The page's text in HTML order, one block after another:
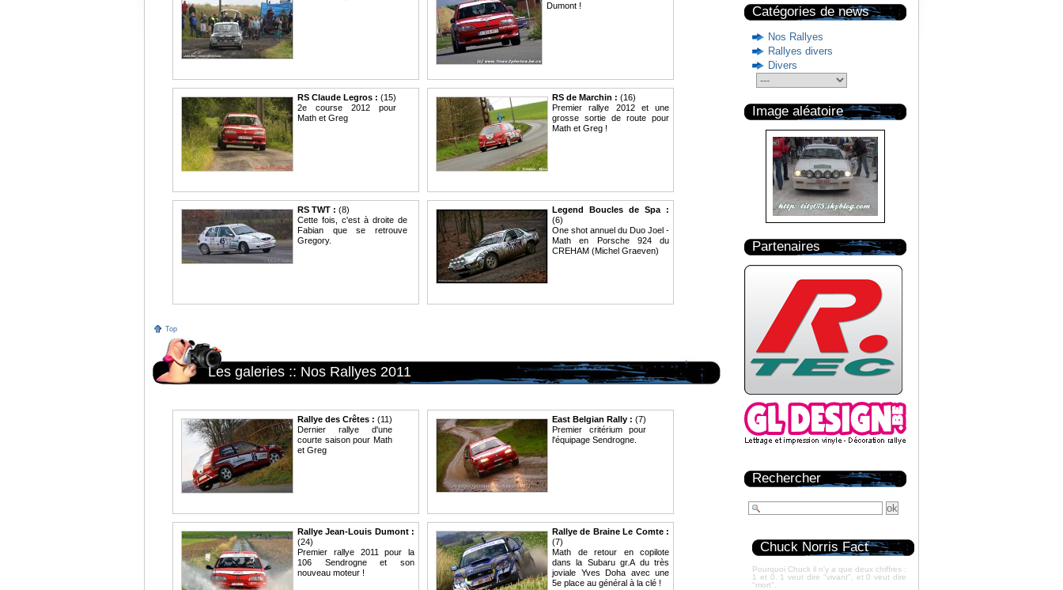
Catégories de news
Nos Rallyes
Rallyes divers
Divers
Image aléatoire
Partenaires
Rechercher
Chuck Norris Fact
Pourquoi Chuck il n'y a que deux chiffres :
1 et 0. 1 veut dire "vivant", et 0 veut dire
"mort".
Dumont !
RS Claude Legros : (15)
2e course 2012 pour
Math et Greg
RS de Marchin : (16)
Premier rallye 2012 et une
grosse sortie de route pour
Math et Greg !
RS TWT : (8)
Cette fois, c'est à droite de
Fabian que se retrouve
Gregory.
Legend Boucles de Spa :
(6)
One shot annuel du Duo Joel -
Math en Porsche 924 du
CREHAM (Michel Graeven)
Top
Les galeries :: Nos Rallyes 2011
Rallye des Crêtes : (11)
Dernier rallye d'une
courte saison pour Math
et Greg
East Belgian Rally : (7)
Premier critérium pour
l'équipage Sendrogne.
Rallye Jean-Louis Dumont :
(24)
Premier rallye 2011 pour la
106 Sendrogne et son
nouveau moteur !
Rallye de Braine Le Comte :
(7)
Math de retour en copilote
dans la Subaru gr.A du très
joviale Yves Doha avec une
5e place au général à la clé !